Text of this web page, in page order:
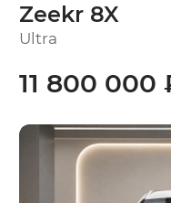
Zeekr 8X
Ultra
11 800 000